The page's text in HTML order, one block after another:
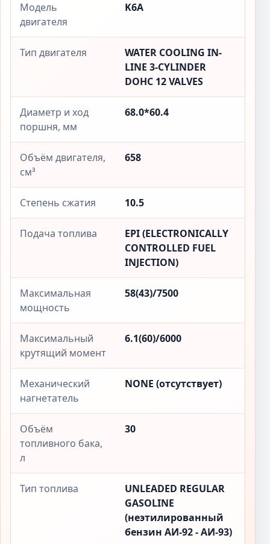
Модель
двигателя
K6A
Тип двигателя
WATER COOLING IN-
LINE 3-CYLINDER
DOHC 12 VALVES
Диаметр и ход
поршня, мм
68.0*60.4
Объём двигателя,
см³
658
Степень сжатия 10.5
Подача топлива
EPI (ELECTRONICALLY
CONTROLLED FUEL
INJECTION)
Максимальная
мощность
58(43)/7500
Максимальный
крутящий момент
6.1(60)/6000
Механический
нагнетатель
NONE (отсутствует)
Объём
топливного бака,
л
30
Тип топлива
UNLEADED REGULAR
GASOLINE
(неэтилированный
бензин АИ-92 - АИ-93)